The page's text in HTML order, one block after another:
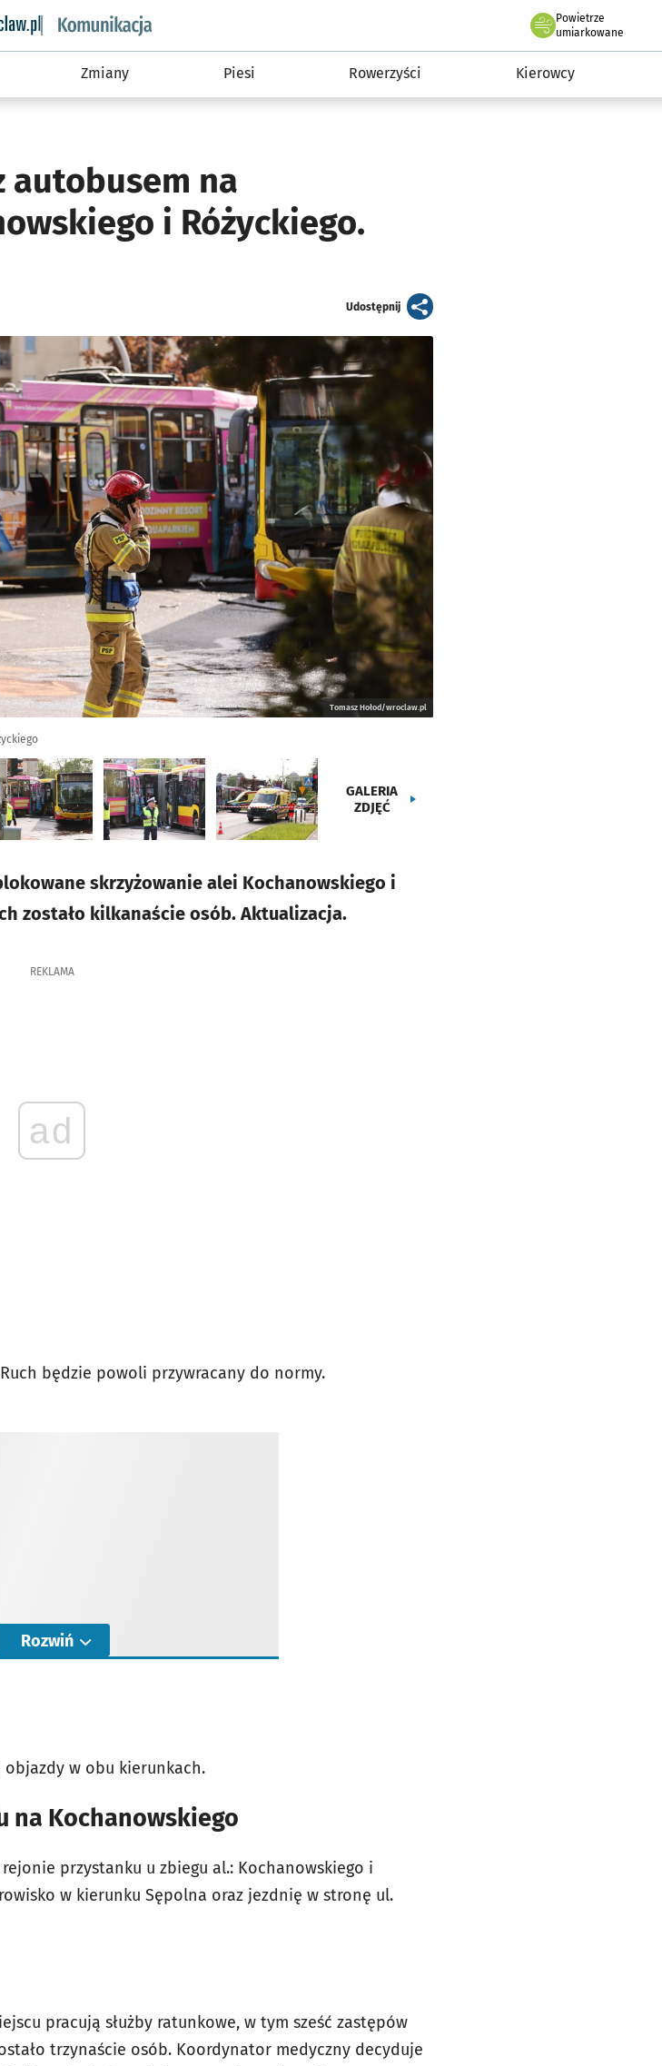
wroclaw.pl podserwis: Komunikacja
Powietrze
we Wrocławiu
umiarkowane
Zmiany Piesi Rowerzyści Kierowcy
autobusem na
i Różyckiego.
Udostępnijartykuł
Tomasz Hołod/wroclaw.pl
GALERIA
ZDJĘĆ
skrzyżowanie alei Kochanowskiego i
zostało kilkanaście osób. Aktualizacja.
REKLAMA
ad
będzie powoli przywracany do normy.
Rozwiń
objazdy w obu kierunkach.
na Kochanowskiego
przystanku u zbiegu al.: Kochanowskiego i
w kierunku Sępolna oraz jezdnię w stronę ul.
pracują służby ratunkowe, w tym sześć zastępów
trzynaście osób. Koordynator medyczny decyduje